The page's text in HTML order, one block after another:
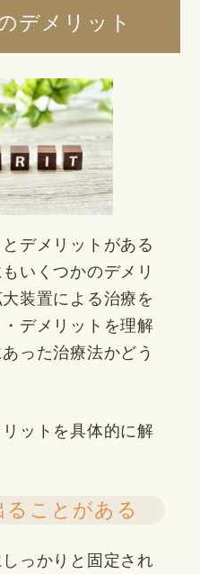
デメリット
デメリットがある
いくつかのデメリ
装置による治療を
デメリットを理解
った治療法かどう
ットを具体的に解
ることがある
っかりと固定され